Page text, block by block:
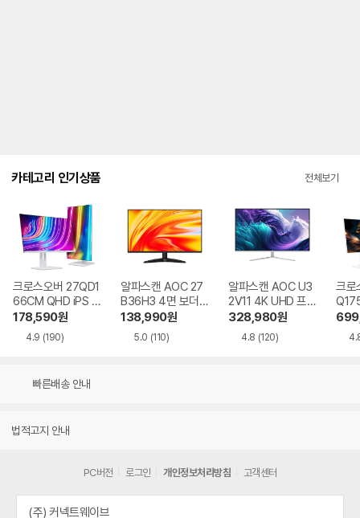
카테고리 인기상품 전체보기
크로스오버 27QD1
66CM QHD iPS U
SB-C 화이트 Ai 멀
티스탠드
178,590원
4.9 (190)
알파스캔 AOC 27
B36H3 4면 보더리
스 IPS 120 시력보
호 무결점
138,990원
5.0 (110)
알파스캔 AOC U3
2V11 4K UHD 프리
싱크 HDR 시력보호
무결점
328,980원
4.8 (120)
크로
Ai
빠른배송 안내
법적고지 안내
PC버전 로그인 개인정보처리방침 고객센터
(주) 커넥트웨이브